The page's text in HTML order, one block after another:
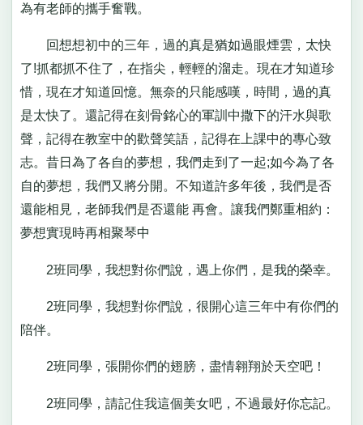
為有老師的攜手奮戰。
回想想初中的三年，過的真是猶如過眼煙雲，太快
了!抓都抓不住了，在指尖，輕輕的溜走。現在才知道珍
惜，現在才知道回憶。無奈的只能感嘆，時間，過的真
是太快了。還記得在刻骨銘心的軍訓中撒下的汗水與歌
聲，記得在教室中的歡聲笑語，記得在上課中的專心致
志。昔日為了各自的夢想，我們走到了一起;如今為了各
自的夢想，我們又將分開。不知道許多年後，我們是否
還能相見，老師我們是否還能 再會。讓我們鄭重相約：
夢想實現時再相聚琴中
2班同學，我想對你們說，遇上你們，是我的榮幸。
2班同學，我想對你們說，很開心這三年中有你們的
陪伴。
2班同學，張開你們的翅膀，盡情翱翔於天空吧！
2班同學，請記住我這個美女吧，不過最好你忘記。